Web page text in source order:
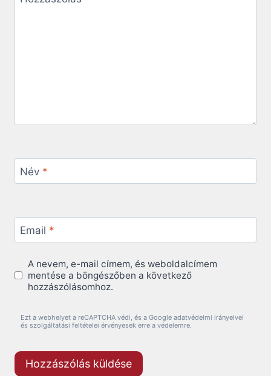
Név *
Email *
A nevem, e-mail címem, és weboldalcímem
mentése a böngészőben a következő
hozzászólásomhoz.
Ezt a webhelyet a reCAPTCHA védi, és a Google adatvédelmi irányelvei
és szolgáltatási feltételei érvényesek erre a védelemre.